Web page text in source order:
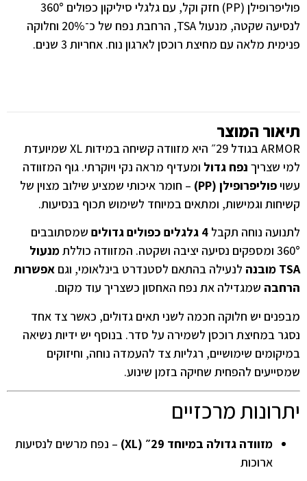
פוליפרופילן (PP) חזק וקל, עם גלגלי סיליקון כפולים 360°
לנסיעה שקטה, מנעול TSA, הרחבת נפח של כ־20% וחלוקה
פנימית מלאה עם מחיצת רוכסן לארגון נוח. אחריות 3 שנים.
תיאור המוצר
ARMOR בגודל 29״ היא מזוודה קשיחה במידות XL שמיועדת
למי שצריך נפח גדול ומעדיף מראה נקי ויוקרתי. גוף המזוודה
עשויפוליפרופילן (PP)
– חומר איכותי שמציע שילוב מצוין של
קשיחות וגמישות, ומתאים במיוחד לשימוש תכוף בנסיעות.
לתנועה נוחה תקבל 4 גלגלים כפולים גדולים
שמסתובבים
360° ומספקים נסיעה יציבה ושקטה. המזוודה כוללת
מנעול
TSA מובנה
לנעילה בהתאם לסטנדרט בינלאומי, וגם אפשרות
הרחבה שמגדילה את נפח האחסון כשצריך עוד מקום.
מבפנים יש חלוקה חכמה לשני תאים גדולים, כאשר צד אחד
נסגר במחיצת רוכסן לשמירה על סדר. בנוסף יש ידיות נשיאה
במיקומים שימושיים, רגליות צד להעמדה נוחה, וחיזוקים
שמסייעים להפחית שחיקה בזמן שינוע.
יתרונות מרכזיים
מזוודה גדולה במיוחד 29״ (XL)
– נפח מרשים לנסיעות
ארוכות